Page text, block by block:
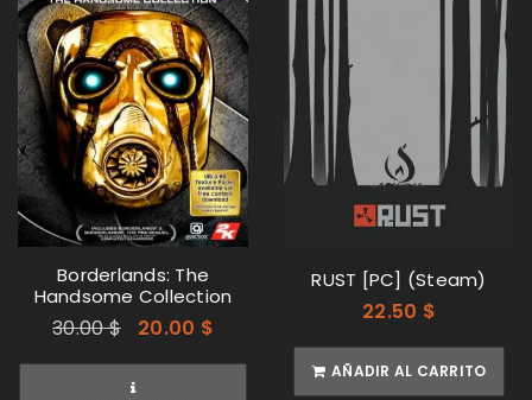
Borderlands: The
Handsome Collection
30.00$ 20.00 $
RUST [PC] (Steam)
22.50 $
AÑADIR AL CARRITO